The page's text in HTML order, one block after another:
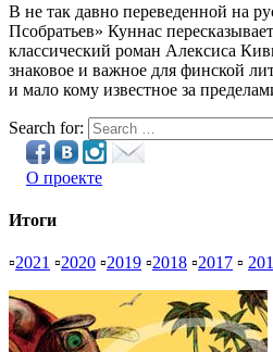
В не так давно переведенной на
Псобратьев» Куннас
классический роман Алексиса
знаковое и важное для финской
и мало кому известное за
Search for:
О проекте
Итоги
▫2021 ▫2020 ▫2019 ▫2018 ▫2017 ▫